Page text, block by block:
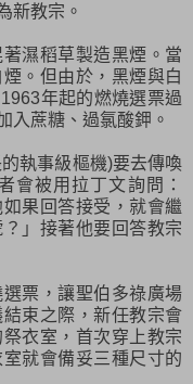
新教宗。
濕稻草製造黑煙。當
。但由於，黑煙與白
年起的燃燒選票過
入蔗糖、過氯酸鉀。
執事級樞機)要去傳喚
會被用拉丁文詢問：
果回答接受，就會繼
」接著他要回答教宗
票，讓聖伯多祿廣場
結束之際，新任教宗會
衣室，首次穿上教宗
就會備妥三種尺寸的